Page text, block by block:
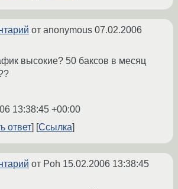
от anonymous 07.02.2006
высокие? 50 баксов в месяц
13:38:45 +00:00
ответ
Ссылка
от Poh 15.02.2006 13:38:45